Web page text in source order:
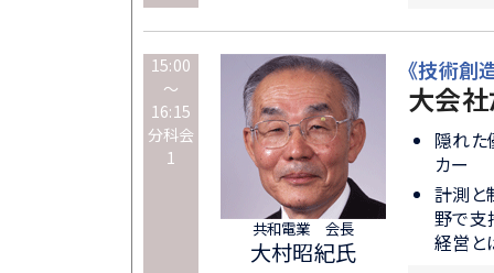
15:00
～
16:15
分科会
1
共和電業 会長
大村昭紀氏
《技術創
大会社
隠れた
カー
計測と
野で支
経営と